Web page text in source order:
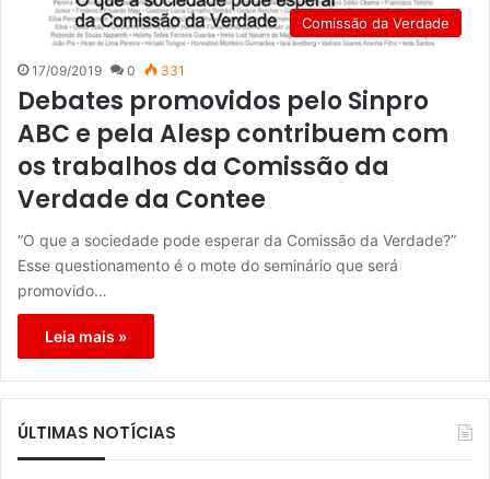
Comissão da Verdade
17/09/2019 0 331
Debates promovidos pelo Sinpro
ABC e pela Alesp contribuem com
os trabalhos da Comissão da
Verdade da Contee
“O que a sociedade pode esperar da Comissão da Verdade?”
Esse questionamento é o mote do seminário que será
promovido…
Leia mais »
ÚLTIMAS NOTÍCIAS